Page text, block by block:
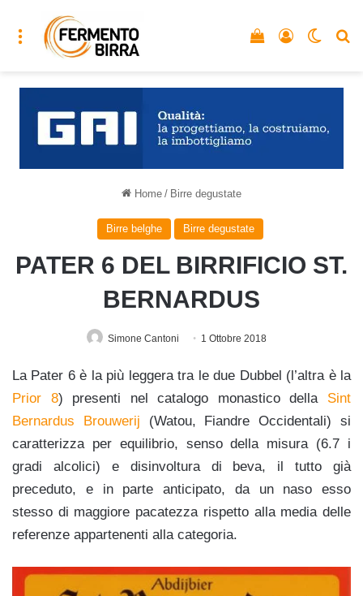
Menu Accedi
Vedi il carrello
Home / Birre degustate
Birre belghe Birre degustate
PATER 6 DEL BIRRIFICIO ST.
BERNARDUS
Simone Cantoni 1 Ottobre 2018
La Pater 6 è la più leggera tra le due Dubbel (l’altra è la
Prior 8) presenti nel catalogo monastico della
Sint
Bernardus Brouwerij (Watou, Fiandre Occidentali) si
caratterizza per equilibrio, senso della misura (6.7 i
gradi alcolici) e disinvoltura di beva, il tutto già
preceduto, e in parte anticipato, da un naso esso
stesso di maggiore pacatezza rispetto alla media delle
referenze appartenenti alla categoria.